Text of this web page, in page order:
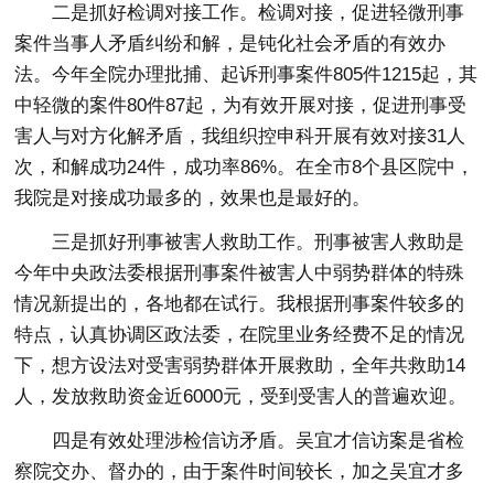
二是抓好检调对接工作。检调对接，促进轻微刑事
案件当事人矛盾纠纷和解，是钝化社会矛盾的有效办
法。今年全院办理批捕、起诉刑事案件805件1215起，其
中轻微的案件80件87起，为有效开展对接，促进刑事受
害人与对方化解矛盾，我组织控申科开展有效对接31人
次，和解成功24件，成功率86%。在全市8个县区院中，
我院是对接成功最多的，效果也是最好的。
三是抓好刑事被害人救助工作。刑事被害人救助是
今年中央政法委根据刑事案件被害人中弱势群体的特殊
情况新提出的，各地都在试行。我根据刑事案件较多的
特点，认真协调区政法委，在院里业务经费不足的情况
下，想方设法对受害弱势群体开展救助，全年共救助14
人，发放救助资金近6000元，受到受害人的普遍欢迎。
四是有效处理涉检信访矛盾。吴宜才信访案是省检
察院交办、督办的，由于案件时间较长，加之吴宜才多